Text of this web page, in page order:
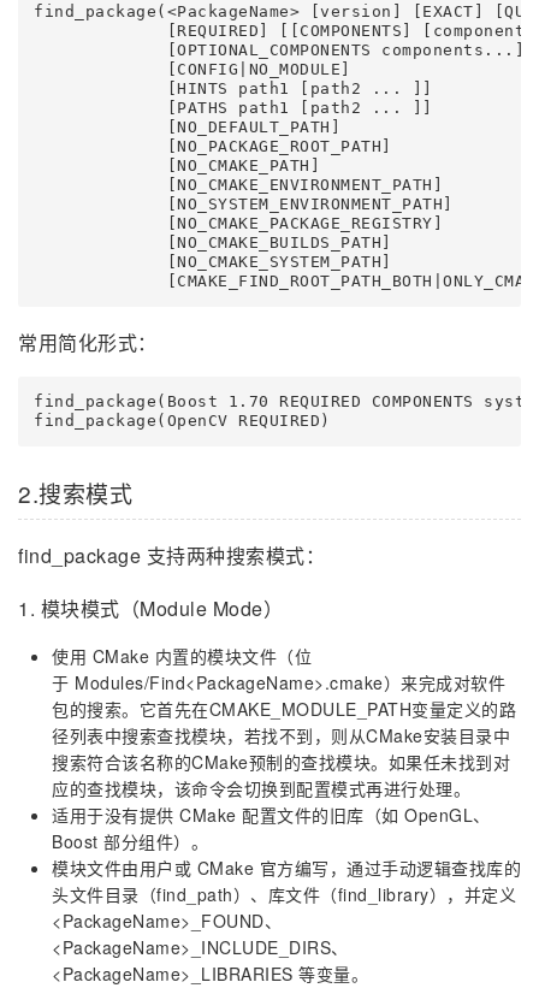
find_package(<PackageName> [version] [EXACT]
[REQUIRED] [[COMPONENTS]
             [OPTIONAL_COMPONENTS components...]
             [CONFIG|NO_MODULE]
             [HINTS path1 [path2 ... ]]
             [PATHS path1 [path2 ... ]]
             [NO_DEFAULT_PATH]
             [NO_PACKAGE_ROOT_PATH]
             [NO_CMAKE_PATH]
             [NO_CMAKE_ENVIRONMENT_PATH]
             [NO_SYSTEM_ENVIRONMENT_PATH]
             [NO_CMAKE_PACKAGE_REGISTRY]
             [NO_CMAKE_BUILDS_PATH]
             [NO_CMAKE_SYSTEM_PATH]
常用简化形式：
find_package(Boost 1.70 REQUIRED COMPONENTS
find_package(OpenCV REQUIRED)
2.搜索模式
find_package 支持两种搜索模式：
1. 模块模式（Module Mode）
使用 CMake 内置的模块文件（位
于 Modules/Find<PackageName>.cmake）来完成对软件
包的搜索。它首先在CMAKE_MODULE_PATH变量定义的路
径列表中搜索查找模块，若找不到，则从CMake安装目录中
搜索符合该名称的CMake预制的查找模块。如果任未找到对
应的查找模块，该命令会切换到配置模式再进行处理。
适用于没有提供 CMake 配置文件的旧库（如 OpenGL、
Boost 部分组件）。
模块文件由用户或 CMake 官方编写，通过手动逻辑查找库的
头文件目录（find_path）、库文件（find_library），并定义
<PackageName>_FOUND、
<PackageName>_INCLUDE_DIRS、
<PackageName>_LIBRARIES 等变量。